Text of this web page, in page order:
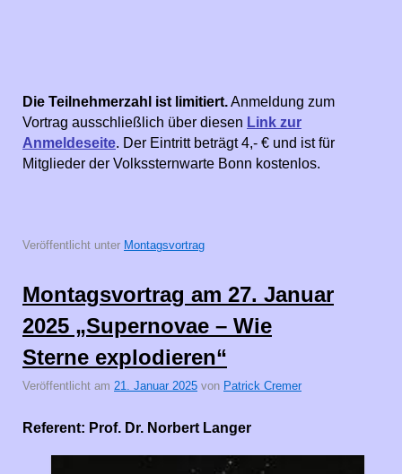
Die Teilnehmerzahl ist limitiert.Anmeldung zum
Vortrag ausschließlich über diesen Link zur
Anmeldeseite. Der Eintritt beträgt 4,- € und ist für
Mitglieder der Volkssternwarte Bonn kostenlos.
Veröffentlicht unter Montagsvortrag
Montagsvortrag am 27. Januar
2025 „Supernovae – Wie
Sterne explodieren“
Veröffentlicht am 21. Januar 2025 von Patrick Cremer
Referent: Prof. Dr. Norbert Langer